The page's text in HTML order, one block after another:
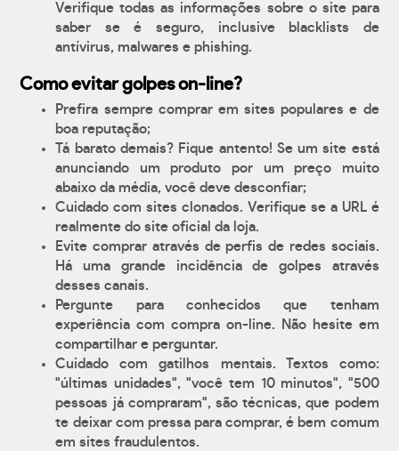
Verifique todas as informações sobre o site para
saber se é seguro, inclusive blacklists de
antívirus, malwares e phishing.
Como evitar golpes on-line?
Prefira sempre comprar em sites populares e de
boa reputação;
Tá barato demais? Fique antento! Se um site está
anunciando um produto por um preço muito
abaixo da média, você deve desconfiar;
Cuidado com sites clonados. Verifique se a URL é
realmente do site oficial da loja.
Evite comprar através de perfis de redes sociais.
Há uma grande incidência de golpes através
desses canais.
Pergunte para conhecidos que tenham
experiência com compra on-line. Não hesite em
compartilhar e perguntar.
Cuidado com gatilhos mentais. Textos como:
"últimas unidades", "você tem 10 minutos", "500
pessoas já compraram", são técnicas, que podem
te deixar com pressa para comprar, é bem comum
em sites fraudulentos.